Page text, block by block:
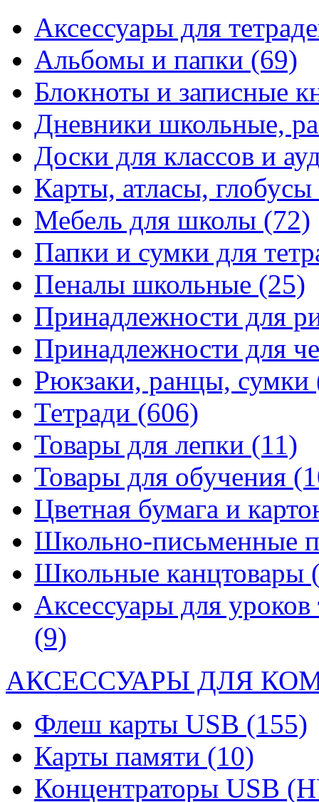
Аксессуары для
Альбомы и папки (69)
Блокноты и записные
Дневники школьные,
Доски для классов и
Карты, атласы, глобусы
Мебель для школы (72)
Папки и сумки для
Пеналы школьные (25)
Принадлежности для
Принадлежности для
Рюкзаки, ранцы, сумки
Тетради (606)
Товары для лепки (11)
Товары для обучения
Цветная бумага и
Школьно-письменные
Школьные канцтовары
Аксессуары для уроков
(9)
АКСЕССУАРЫ ДЛЯ
Флеш карты USB (155)
Карты памяти (10)
Концентраторы USB